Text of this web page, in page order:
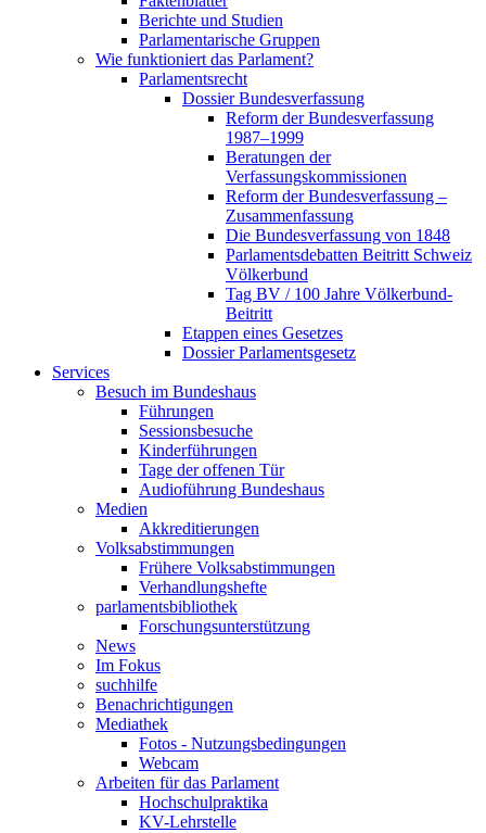
Berichte und Studien
Parlamentarische Gruppen
Wie funktioniert das Parlament?
Parlamentsrecht
Dossier Bundesverfassung
Reform der Bundesverfassung
1987–1999
Beratungen der
Verfassungskommissionen
Reform der Bundesverfassung –
Zusammenfassung
Die Bundesverfassung von 1848
Parlamentsdebatten Beitritt Schweiz
Völkerbund
Tag BV / 100 Jahre Völkerbund-
Beitritt
Etappen eines Gesetzes
Dossier Parlamentsgesetz
Services
Besuch im Bundeshaus
Führungen
Sessionsbesuche
Kinderführungen
Tage der offenen Tür
Audioführung Bundeshaus
Medien
Akkreditierungen
Volksabstimmungen
Frühere Volksabstimmungen
Verhandlungshefte
parlamentsbibliothek
Forschungsunterstützung
News
Im Fokus
suchhilfe
Benachrichtigungen
Mediathek
Fotos - Nutzungsbedingungen
Webcam
Arbeiten für das Parlament
Hochschulpraktika
KV-Lehrstelle